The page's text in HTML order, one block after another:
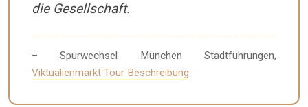
die Gesellschaft.
– Spurwechsel München Stadtführungen,
Viktualienmarkt Tour Beschreibung